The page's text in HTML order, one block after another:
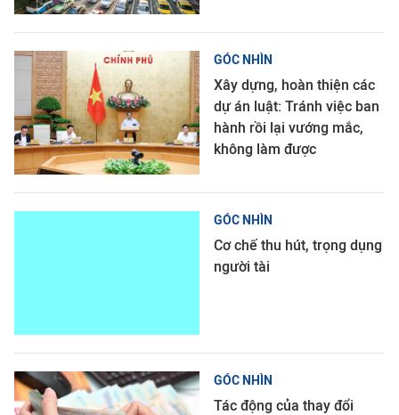
GÓC NHÌN
Xây dựng, hoàn thiện các
dự án luật: Tránh việc ban
hành rồi lại vướng mắc,
không làm được
GÓC NHÌN
Cơ chế thu hút, trọng dụng
người tài
GÓC NHÌN
Tác động của thay đổi